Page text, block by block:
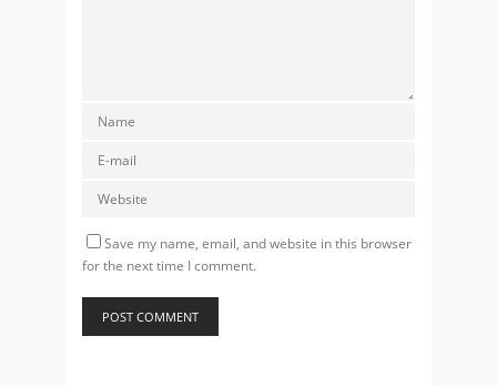
Save my name, email, and website in this browser
for the next time I comment.